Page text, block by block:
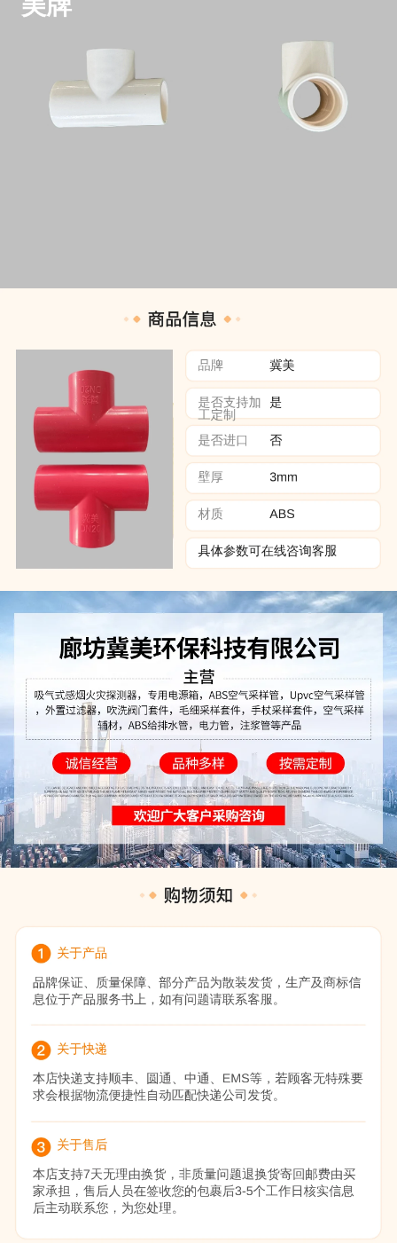
价格：商品在爱采购的展示标价，具体的成交价格可能因商品参加
活动等情况发生变化，也可能随着购买数量不同或所选规格不同而
发生变化，如用户与商家线下达成协议，以线下协议的结算价格为
抢购价：商品参与营销活动的活动价格，也可能随着购买数量不同
或所选规格不同而发生变化，最终以订单结算页价格为准。
特别提示：商品详情页中（含主图）以文字或者图片形式标注的抢